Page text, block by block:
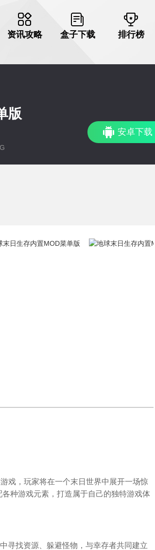
资讯攻略 盒子下载 排行榜
版
安卓下载
戏，玩家将在一个末日世界中展开一场惊
种游戏元素，打造属于自己的独特游戏体
寻找资源、躲避怪物，与幸存者共同建立